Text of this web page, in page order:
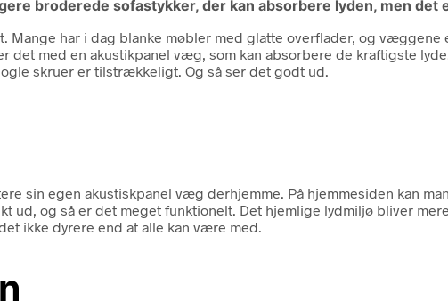
broderede sofastykker, der kan absorbere lyden, men det
Mange har i dag blanke møbler med glatte overflader, og
med en akustikpanel væg, som kan absorbere de kraftigste
skruer er tilstrækkeligt. Og så ser det godt ud.
sin egen akustiskpanel væg derhjemme. På hjemmesiden kan
ud, og så er det meget funktionelt. Det hjemlige lydmiljø bliver
ikke dyrere end at alle kan være med.